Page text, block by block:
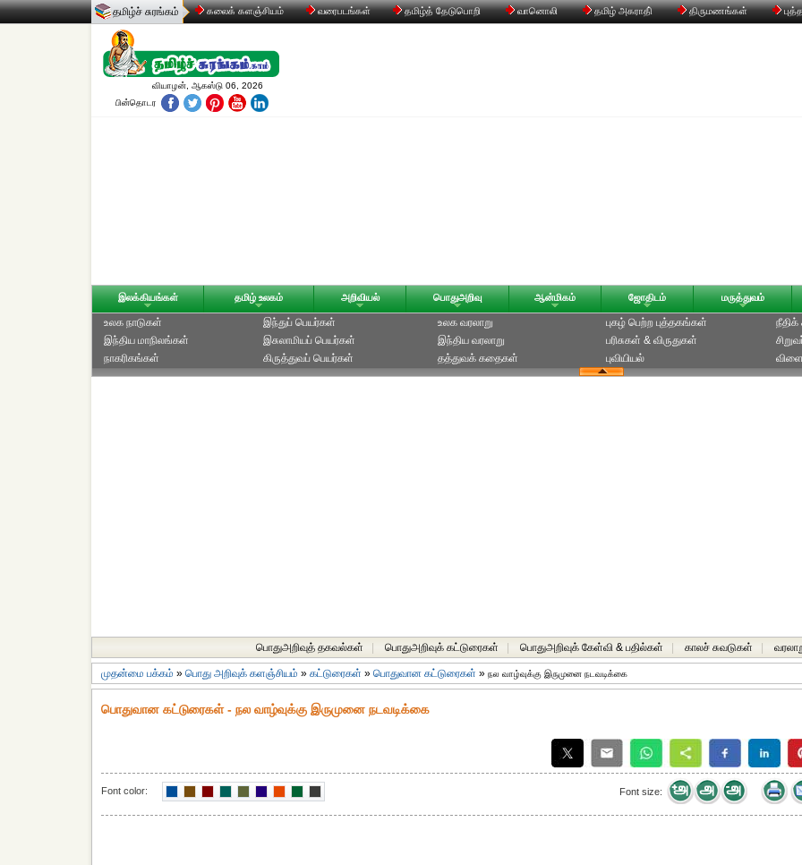
தமிழ்ச் சுரங்கம் கலைக் களஞ்சியம் வரைபடங்கள் தமிழ்த் தேடுபொறி வானொலி தமிழ் அகராதி் திருமணங்கள்
வியாழன், ஆகஸ்டு 06, 2026
பின்தொடர
இலக்கியங்கள் தமிழ் உலகம் அறிவியல் பொதுஅறிவு ஆன்மிகம் ஜோதிடம் மருத்துவம்
உலக நாடுகள்
இந்திய மாநிலங்கள்
நாகரிகங்கள்
இந்துப் பெயர்கள்
இசுலாமியப் பெயர்கள்
கிருத்துவப் பெயர்கள்
உலக வரலாறு
இந்திய வரலாறு
தத்துவக் கதைகள்
புகழ் பெற்ற புத்தகங்கள்
பரிசுகள் & விருதுகள்
புவியியல்
பொதுஅறிவுத் தகவல்கள் பொதுஅறிவுக் கட்டுரைகள் பொதுஅறிவுக் கேள்வி & பதில்கள் காலச் சுவடுகள்
முதன்மை பக்கம் » பொது அறிவுக் களஞ்சியம் » கட்டுரைகள் » பொதுவான கட்டுரைகள் » நல வாழ்வுக்கு இருமுனை நடவடிக்கை
பொதுவான கட்டுரைகள் - நல வாழ்வுக்கு இருமுனை நடவடிக்கை
Font color: Font size: